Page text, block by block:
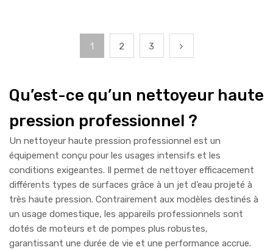
1 2 3
Qu’est-ce qu’un nettoyeur haute
pression professionnel ?
Un nettoyeur haute pression professionnel est un
équipement conçu pour les usages intensifs et les
conditions exigeantes. Il permet de nettoyer efficacement
différents types de surfaces grâce à un jet d’eau projeté à
très haute pression. Contrairement aux modèles destinés à
un usage domestique, les appareils professionnels sont
dotés de moteurs et de pompes plus robustes,
garantissant une durée de vie et une performance accrue.